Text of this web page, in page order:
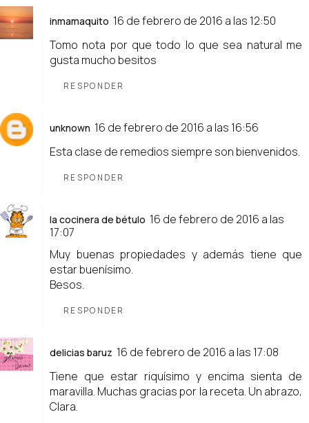
inmamaquito 16 de febrero de 2016 a las 12:50
Tomo nota por que todo lo que sea natural me
gusta mucho besitos
RESPONDER
unknown 16 de febrero de 2016 a las 16:56
Esta clase de remedios siempre son bienvenidos.
RESPONDER
la cocinera de bétulo 16 de febrero de 2016 a las
17:07
Muy buenas propiedades y además tiene que
estar buenísimo.
Besos.
RESPONDER
delicias baruz 16 de febrero de 2016 a las 17:08
Tiene que estar riquísimo y encima sienta de
maravilla. Muchas gracias por la receta. Un abrazo,
Clara.